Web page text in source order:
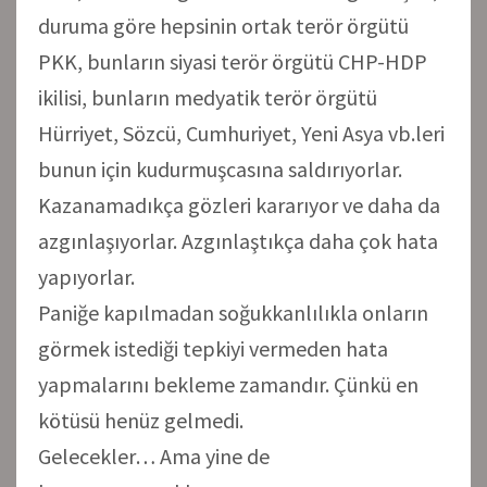
duruma göre hepsinin ortak terör örgütü
PKK, bunların siyasi terör örgütü CHP-HDP
ikilisi, bunların medyatik terör örgütü
Hürriyet, Sözcü, Cumhuriyet, Yeni Asya vb.leri
bunun için kudurmuşcasına saldırıyorlar.
Kazanamadıkça gözleri kararıyor ve daha da
azgınlaşıyorlar. Azgınlaştıkça daha çok hata
yapıyorlar.
Paniğe kapılmadan soğukkanlılıkla onların
görmek istediği tepkiyi vermeden hata
yapmalarını bekleme zamandır. Çünkü en
kötüsü henüz gelmedi.
Gelecekler… Ama yine de